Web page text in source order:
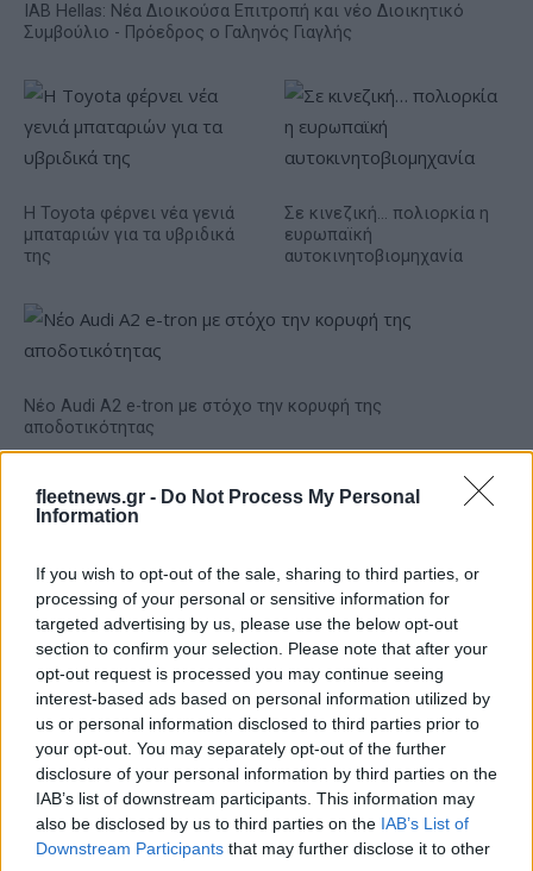
fleetnews.gr - Do Not Process My Personal
Information
If you wish to opt-out of the sale, sharing to third parties, or
processing of your personal or sensitive information for
targeted advertising by us, please use the below opt-out
section to confirm your selection. Please note that after your
opt-out request is processed you may continue seeing
interest-based ads based on personal information utilized by
us or personal information disclosed to third parties prior to
your opt-out. You may separately opt-out of the further
disclosure of your personal information by third parties on the
IAB’s list of downstream participants. This information may
also be disclosed by us to third parties on the IAB’s List of
Downstream Participants that may further disclose it to other
IAB Hellas: Νέα Διοικούσα Επιτροπή και νέο Διοικητικό
Συμβούλιο - Πρόεδρος ο Γαληνός Γιαγλής
Η Toyota φέρνει νέα γενιά
μπαταριών για τα υβριδικά
της
Σε κινεζική… πολιορκία η
ευρωπαϊκή
αυτοκινητοβιομηχανία
Νέο Audi A2 e-tron με στόχο την κορυφή της
αποδοτικότητας
Ευρωπαϊκό Κορασίδων:
Άνετη νίκη της Ελλάδας
στην πρεμιέρα, 78-36 την
Ιρλανδία
Γιαννακόπουλος: «Όταν σου
ρίχνουν μια πέτρα, τους
καταστρέφεις» (vid)
ΕΛΣΤΑΤ: Στο 3,4% υποχώρησε ο πληθωρισμός τον Ιούλιο